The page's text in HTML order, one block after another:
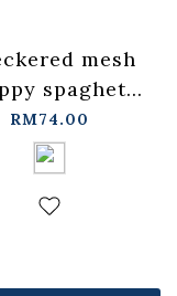
mesh
spaghetti
cover-up
vest -
【01099697】
order
RM74.00